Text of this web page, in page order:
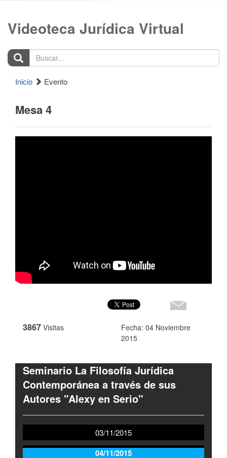
Videoteca Jurídica Virtual
Buscar...
Inicio Evento
Mesa 4
3867 Visitas
Fecha: 04 Noviembre
2015
Seminario La Filosofía Jurídica
Contemporánea a través de sus
Autores "Alexy en Serio"
03/11/2015
04/11/2015